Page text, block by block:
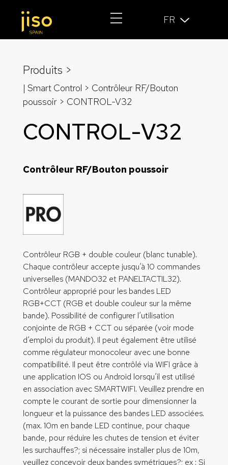
FR
Produits >
| Smart Control > Contrôleur RF/Bouton
poussoir> CONTROL-V32
CONTROL-V32
Contrôleur RF/Bouton poussoir
Contrôleur RGB + double couleur (blanc tunable).
Chaque contrôleur accepte jusqu’à 10 commandes
universelles (MANDO32 et PANELTACTIL32).
Contrôleur approprié pour les bandes LED
RGB+CCT (RGB et double couleur sur la même
bande). Possibilité de configurer l’utilisation
conjointe de RGB + CCT ou séparée (voir mode
d’emploi du produit). Il peut également être utilisé
comme régulateur monocoleur avec une bonne
compatibilité. Il peut être contrôlé via WIFI grâce à
une application IOS ou Android lorsqu’il est utilisé
en association avec SMARTWIFI. Veuillez prendre en
compte le courant de sortie pour dimensionner la
longueur et la puissance des bandes LED associées.
(max. 10m en bande LED continue, pour chaque
bande, pour réduire les chutes de tension et éviter
les surchauffes?; si nécessaire installer plus de 10m,
veuillez concevoir deux bandes symétriques?; ex : Si